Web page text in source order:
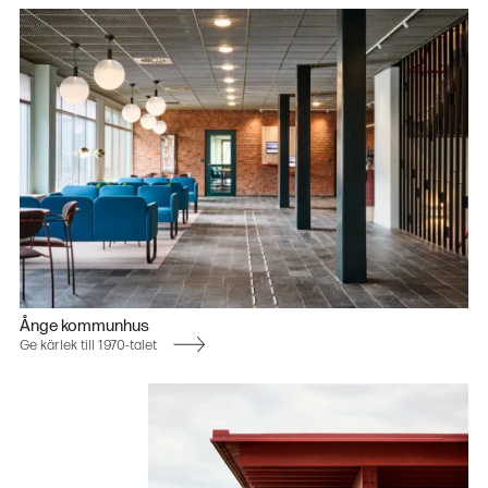
Ånge kommunhus
Ge kärlek till 1970-talet